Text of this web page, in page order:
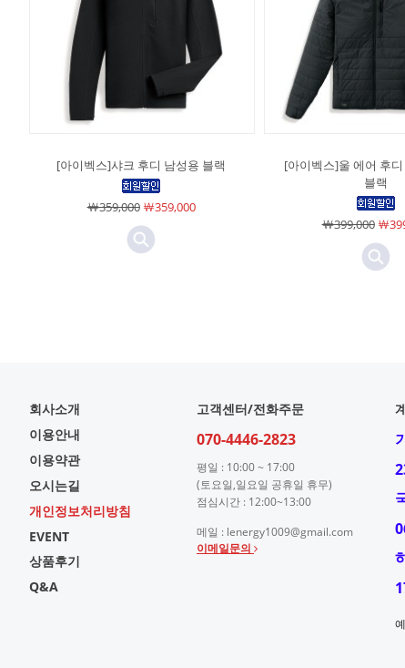
[아이벡스]샤크 후디 남성용 블랙
￦359,000￦359,000
[아이벡스]울 에어 후
블랙
￦399,000￦
회사소개
이용안내
이용약관
오시는길
개인정보처리방침
EVENT
상품후기
Q&A
고객센터/전화주문
070-4446-2823
평일 : 10:00 ~ 17:00
(토요일,일요일 공휴일 휴무)
점심시간 : 12:00~13:00
메일 : lenergy1009@gmail.com
이메일문의